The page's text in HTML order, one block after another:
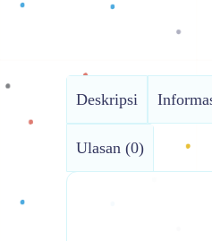
Deskripsi
Ulasan (0)